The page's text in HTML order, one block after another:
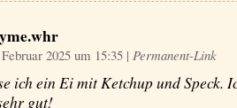
2025 um 15:35 | Permanent-Link
ich ein Ei mit Ketchup und Speck.
gut!